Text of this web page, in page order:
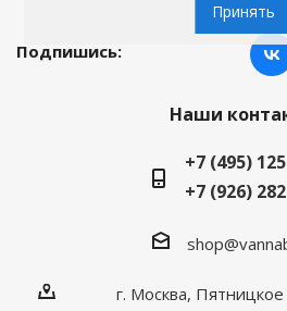
Подпишись:
Наши
+7 (495)
+7 (926)
г. Москва,
Принять